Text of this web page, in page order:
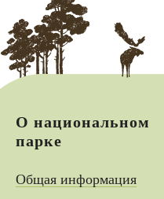
О национальном
парке
Общая информация